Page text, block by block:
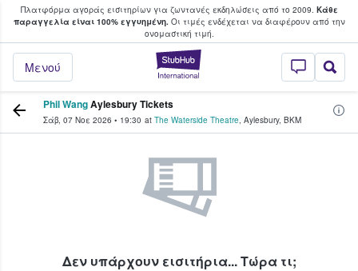
Πλατφόρμα αγοράς εισιτηρίων για ζωντανές εκδηλώσεις από το 2009. Κάθε
παραγγελία είναι 100% εγγυημένη.Οι τιμές ενδέχεται να διαφέρουν από την
oνομαστική τιμή.
StubHub - Όπου
Μενού
φαν αγοράζουν και πουλούν
Phil WangAylesbury Tickets
Σάβ, 07 Νοε 2026 • 19:30 at The Waterside Theatre, Aylesbury, BKM
Δεν υπάρχουν εισιτήρια... Τώρα τι;